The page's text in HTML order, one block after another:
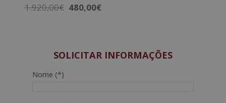
1.920,00€ O
1.920,00€.
480,00€O
480,00€.
SOLICITAR INFORMAÇÕES
Nome (*)